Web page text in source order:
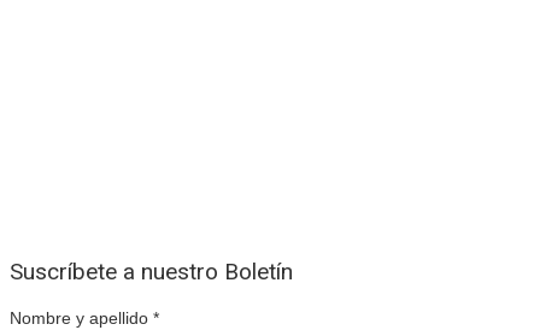
Suscríbete a nuestro Boletín
Nombre y apellido *